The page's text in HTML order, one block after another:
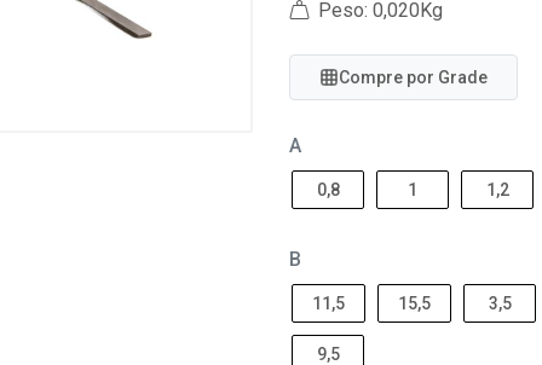
Peso: 0,020Kg
Compre por Grade
A
0,8 1 1,2
B
11,5 15,5 3,5
9,5